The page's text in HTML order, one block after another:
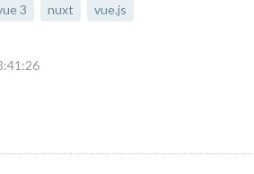
3 nuxt vue.js